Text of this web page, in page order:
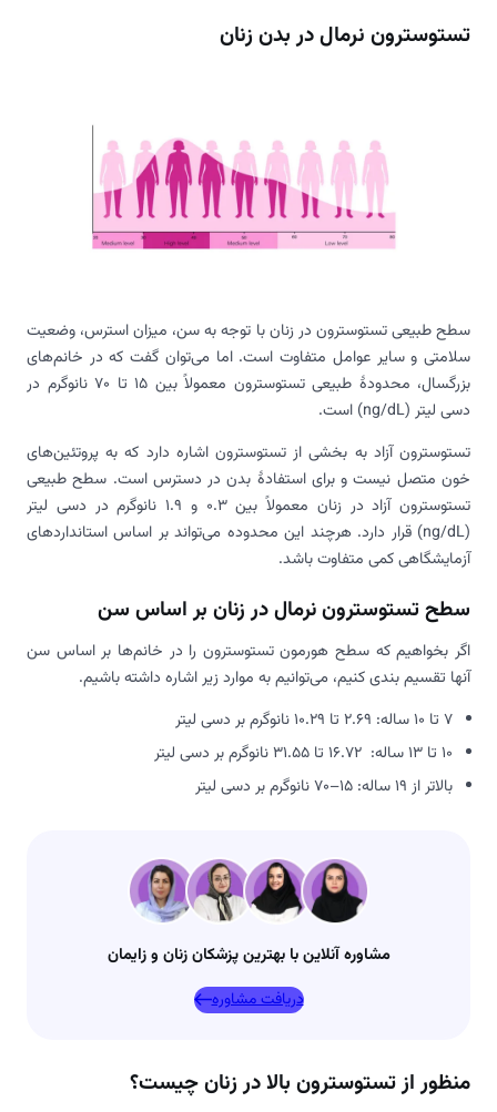
تستوسترون نرمال در بدن زنان
سطح طبیعی تستوسترون در زنان با توجه به سن، میزان استرس، وضعیت
سلامتی و سایر عوامل متفاوت است. اما می‌توان گفت که در خانم‌های
بزرگسال، محدودۀ طبیعی تستوسترون معمولاً بین 15 تا 70 نانوگرم در
دسی لیتر (ng/dL) است.
تستوسترون آزاد به بخشی از تستوسترون اشاره دارد که به پروتئین‌های
خون متصل نیست و برای استفادۀ بدن در دسترس است. سطح طبیعی
تستوسترون آزاد در زنان معمولاً بین 0.3 و 1.9 نانوگرم در دسی لیتر
(ng/dL) قرار دارد. هرچند این محدوده می‌تواند بر اساس استانداردهای
آزمایشگاهی کمی متفاوت باشد.
سطح تستوسترون نرمال در زنان بر اساس سن
اگر بخواهیم که سطح هورمون تستوسترون را در خانم‌ها بر اساس سن
آنها تقسیم بندی کنیم، می‌توانیم به موارد زیر اشاره داشته باشیم.
7 تا 10 ساله: 2.69 تا 10.29 نانوگرم بر دسی لیتر
10 تا 13 ساله: 16.72 تا 31.55 نانوگرم بر دسی لیتر
بالاتر از 19 ساله: 15–70 نانوگرم بر دسی لیتر
مشاوره آنلاین با بهترین پزشکان زنان و زایمان
دریافت مشاوره
منظور از تستوسترون بالا در زنان چیست؟